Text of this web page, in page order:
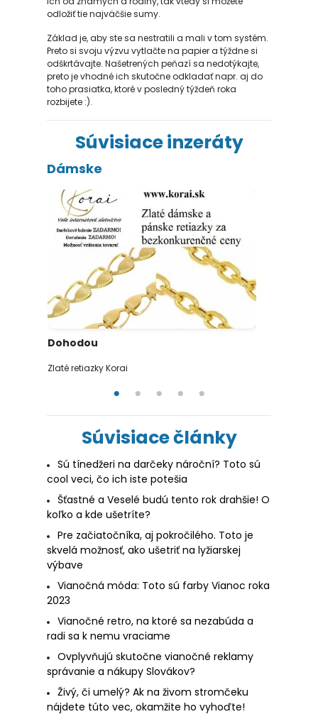
odložiť tie najväčšie sumy.
Základ je, aby ste sa nestratili a mali v tom systém.
Preto si svoju výzvu vytlačte na papier a týždne si
odškrtávajte. Našetrených peňazí sa nedotýkajte,
preto je vhodné ich skutočne odkladať napr. aj do
toho prasiatka, ktoré v posledný týždeň roka
rozbijete :).
Súvisiace inzeráty
Dámske
Dohodou
Zlaté retiazky Korai
Súvisiace články
Sú tínedžeri na darčeky nároční? Toto sú
cool veci, čo ich iste potešia
Šťastné a Veselé budú tento rok drahšie! O
koľko a kde ušetríte?
Pre začiatočníka, aj pokročilého. Toto je
skvelá možnosť, ako ušetriť na lyžiarskej
výbave
Vianočná móda: Toto sú farby Vianoc roka
2023
Vianočné retro, na ktoré sa nezabúda a
radi sa k nemu vraciame
Ovplyvňujú skutočne vianočné reklamy
správanie a nákupy Slovákov?
Živý, či umelý? Ak na živom stromčeku
nájdete túto vec, okamžite ho vyhoďte!